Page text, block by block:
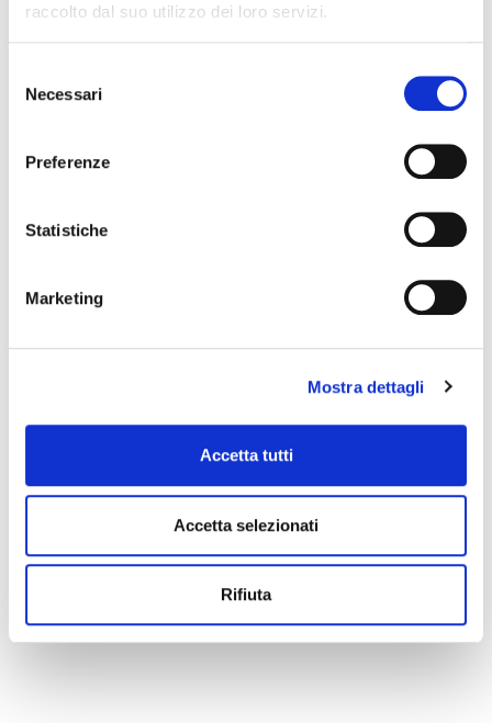
raccolto dal suo utilizzo dei loro servizi.
delNecessari
Preferenze
Statistiche
Marketing
Mostra dettagli
Accetta tutti
Accetta selezionati
Rifiuta